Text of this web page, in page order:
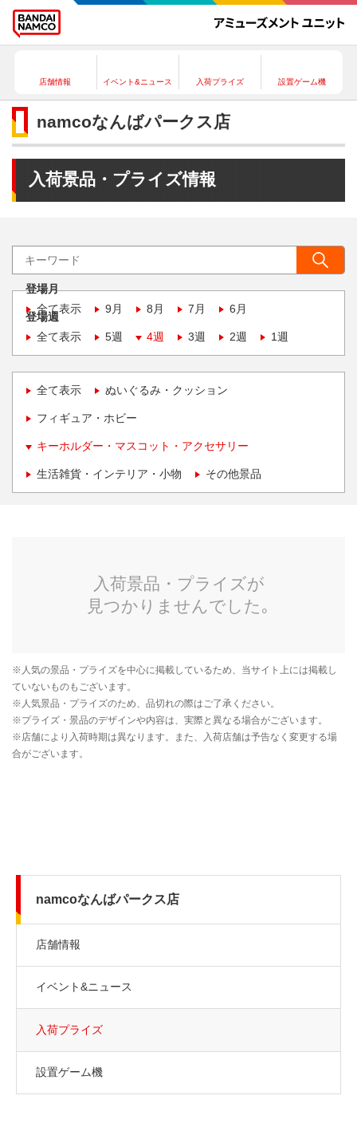
店舗情報 イベント&ニュース 入荷プライズ 設置ゲーム機
namcoなんばパークス店
入荷景品・プライズ情報
登場月
全て表示
9月 8月 7月 6月
登場週
全て表示
5週 4週 3週 2週 1週
全て表示 ぬいぐるみ・クッション
フィギュア・ホビー
キーホルダー・マスコット・アクセサリー
生活雑貨・インテリア・小物 その他景品
namcoなんばパークス店
店舗情報
イベント&ニュース
入荷プライズ
設置ゲーム機